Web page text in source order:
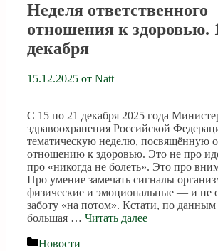
Неделя ответственного
отношения к здоровью.
декабря
15.12.2025 от Natt
С 15 по 21 декабря 2025 года
здравоохранения Российской
тематическую неделю, посвящённую
отношению к здоровью. Это не про
про «никогда не болеть». Это про
Про умение замечать сигналы
физические и эмоциональные — и не
заботу «на потом». Кстати, по данным
большая … Читать далее
Рубрики
Новости